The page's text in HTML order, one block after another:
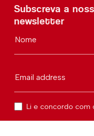
Subscreva a
newsletter
Nome
Email address
Li e concordo com